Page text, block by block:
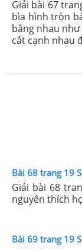
Giải bài 67
bìa hình tròn
bằng nhau
cắt cạnh nhau
Bài 68 trang 19
Giải bài 68
nguyên thích
Bài 69 trang 19